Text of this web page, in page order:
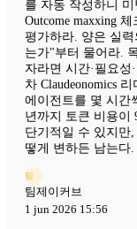
를 자동 작성하니
Outcome maxxing
평가하라. 양은 실
는가"부터 물어라.
자라면 시간·필요
차 Claudeonomics
에이전트를 몇 시간
년까지 토큰 비용이
단기적일 수 있지만
떻게 변하든 남는다.
팀
팀제이커브
1 jun 2026 15:56